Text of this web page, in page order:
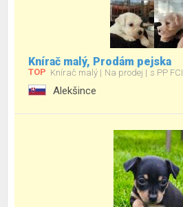
Knírač malý, Prodám pejska
TOP Knírač malý Na prodej s PP FCI
Alekšince